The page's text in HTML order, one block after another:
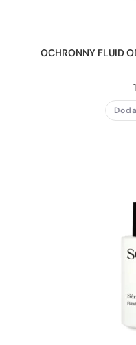
OCHRONNY FLUID